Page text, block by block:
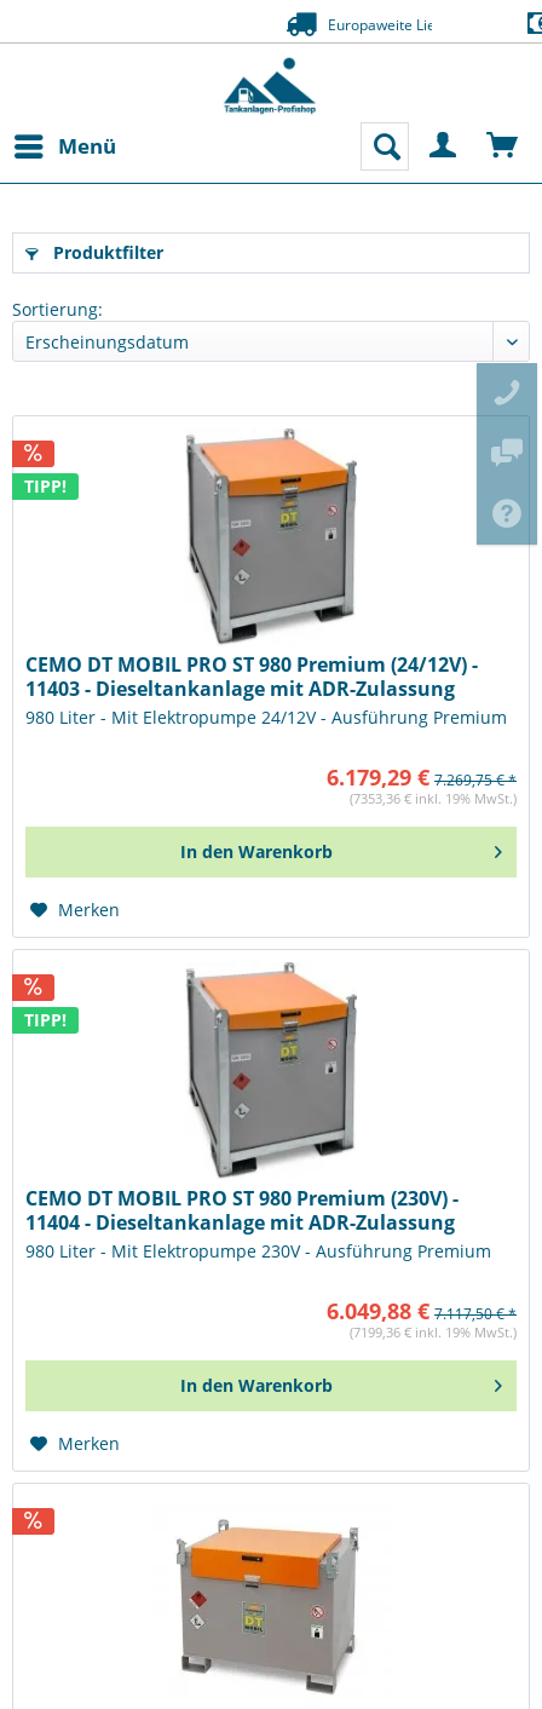
Zahlung auf Rechnung (Bonität vorausgesetzt)
Menü
Produktfilter
Sortierung:
TIPP!
CEMO DT MOBIL PRO ST 980 Premium (24/12V) -
11403 - Dieseltankanlage mit ADR-Zulassung
980 Liter - Mit Elektropumpe 24/12V - Ausführung Premium
6.179,29 € 7.269,75 € *
(7353,36 € inkl. 19% MwSt.)
In den Warenkorb
Merken
TIPP!
CEMO DT MOBIL PRO ST 980 Premium (230V) -
11404 - Dieseltankanlage mit ADR-Zulassung
980 Liter - Mit Elektropumpe 230V - Ausführung Premium
6.049,88 € 7.117,50 € *
(7199,36 € inkl. 19% MwSt.)
In den Warenkorb
Merken